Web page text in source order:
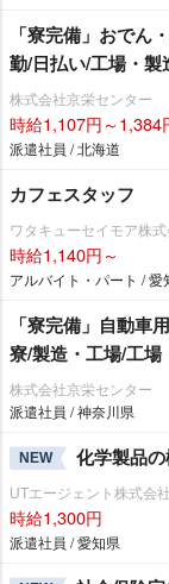
「寮完備」おでん
勤/日払い/工場・製
株式会社京栄センター
時給1,107円～1,384
派遣社員 / 北海道
カフェスタッフ
ワタキューセイモア株
時給1,140円～
アルバイト・パート / 愛
「寮完備」自動車
寮/製造・工場/工場
株式会社京栄センター
派遣社員 / 神奈川県
NEW 化学製品
UTエージェント株式会
時給1,300円
派遣社員 / 愛知県